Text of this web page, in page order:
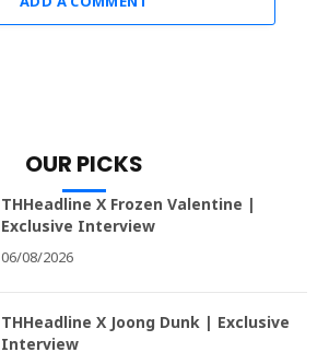
OUR PICKS
THHeadline X Frozen Valentine |
Exclusive Interview
06/08/2026
THHeadline X Joong Dunk | Exclusive
Interview